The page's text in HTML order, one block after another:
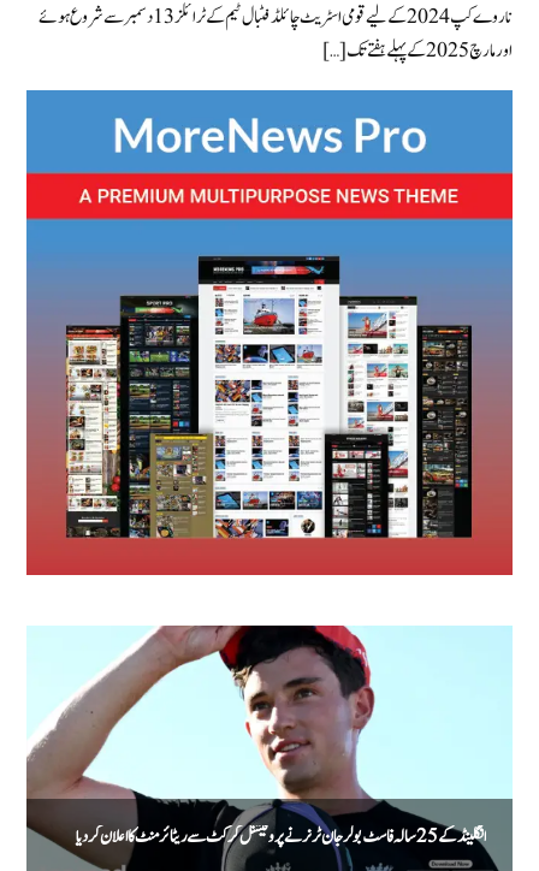
ناروے کپ 2024 کے لیےقومی اسٹریٹ چائلڈ فٹبال ٹیم کے ٹرائلز 13 دسمبر سے شروع ہوئے
اور مارچ 2025 کے پہلے ہفتے تک […]
انگلینڈ کے 25 سالہ فاسٹ بولر جان ٹر نر نے پروفیشنل کرکٹ سے ریٹائرمنٹ کا اعلان کر دیا